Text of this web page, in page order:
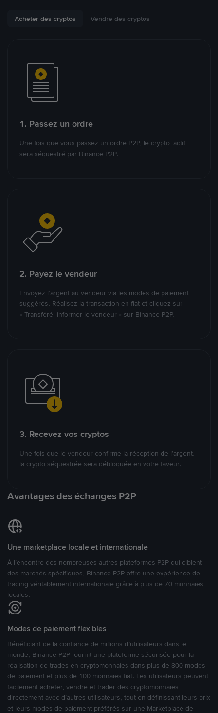
Acheter des cryptos Vendre des cryptos
1. Passez un ordre
Une fois que vous passez un ordre P2P, le crypto-actif
sera séquestré par Binance P2P.
2. Payez le vendeur
Envoyez l’argent au vendeur via les modes de paiement
suggérés. Réalisez la transaction en fiat et cliquez sur
« Transféré, informer le vendeur » sur Binance P2P.
3. Recevez vos cryptos
Une fois que le vendeur confirme la réception de l’argent,
la crypto séquestrée sera débloquée en votre faveur.
Avantages des échanges P2P
Une marketplace locale et internationale
À l’encontre des nombreuses autres plateformes P2P qui ciblent
des marchés spécifiques, Binance P2P offre une expérience de
trading véritablement internationale grâce à plus de 70 monnaies
locales.
Modes de paiement flexibles
Bénéficiant de la confiance de millions d’utilisateurs dans le
monde, Binance P2P fournit une plateforme sécurisée pour la
réalisation de trades en cryptomonnaies dans plus de 800 modes
de paiement et plus de 100 monnaies fiat. Les utilisateurs peuvent
facilement acheter, vendre et trader des cryptomonnaies
directement avec d’autres utilisateurs, tout en définissant leurs prix
et leurs modes de paiement préférés sur une Marketplace de